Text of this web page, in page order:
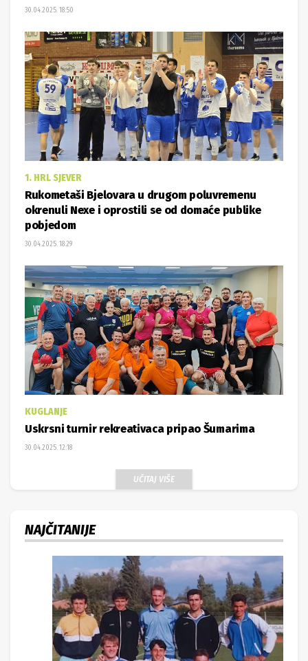
30.04.2025. 18:50
1. HRL SJEVER
Rukometaši Bjelovara u drugom poluvremenu
okrenuli Nexe i oprostili se od domaće publike
pobjedom
30.04.2025. 18:29
KUGLANJE
Uskrsni turnir rekreativaca pripao Šumarima
30.04.2025. 12:18
UČITAJ VIŠE
NAJČITANIJE